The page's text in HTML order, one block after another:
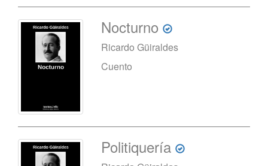
Nocturno
Ricardo Güiraldes
Cuento
Politiquería